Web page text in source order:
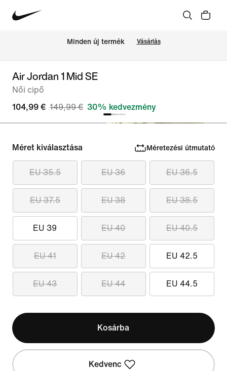
Minden új termék Vásárlás
Air Jordan 1 Mid SE
Női cipő
104,99 € 149,99 € 30% kedvezmény
Méret kiválasztása Méretezési útmutató
EU 35.5 EU 36 EU 36.5
EU 37.5 EU 38 EU 38.5
EU 39 EU 40 EU 40.5
EU 41 EU 42 EU 42.5
EU 43 EU 44 EU 44.5
Kosárba
Kedvenc